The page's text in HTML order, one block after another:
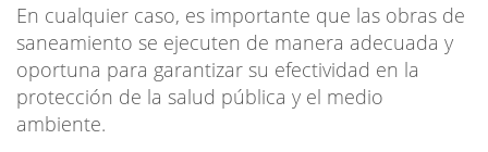
En cualquier caso, es importante que las obras de
saneamiento se ejecuten de manera adecuada y
oportuna para garantizar su efectividad en la
protección de la salud pública y el medio
ambiente.